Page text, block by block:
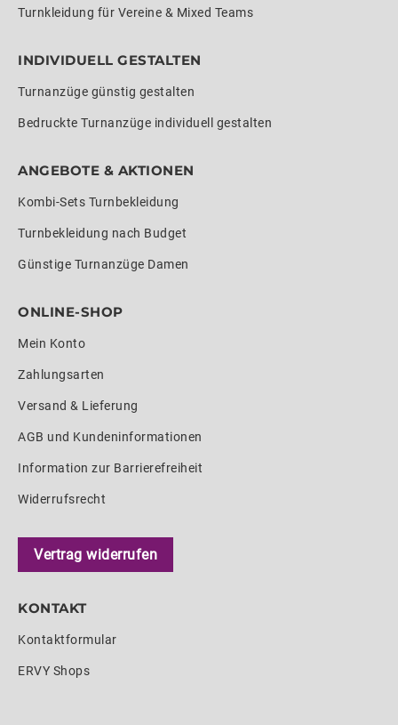
Turnkleidung für Vereine & Mixed Teams
INDIVIDUELL GESTALTEN
Turnanzüge günstig gestalten
Bedruckte Turnanzüge individuell gestalten
ANGEBOTE & AKTIONEN
Kombi-Sets Turnbekleidung
Turnbekleidung nach Budget
Günstige Turnanzüge Damen
ONLINE-SHOP
Mein Konto
Zahlungsarten
Versand & Lieferung
AGB und Kundeninformationen
Information zur Barrierefreiheit
Widerrufsrecht
Vertrag widerrufen
KONTAKT
Kontaktformular
ERVY Shops